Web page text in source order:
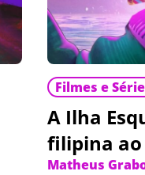
Filmes e
A Ilha
filipina ao
Matheus